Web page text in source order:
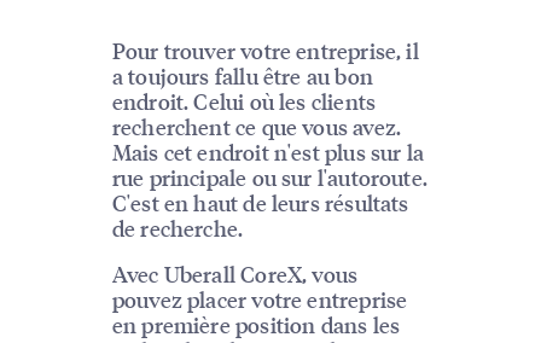
Pour trouver votre entreprise, il
a toujours fallu être au bon
endroit. Celui où les clients
recherchent ce que vous avez.
Mais cet endroit n'est plus sur la
rue principale ou sur l'autoroute.
C'est en haut de leurs résultats
de recherche.
Avec Uberall CoreX, vous
pouvez placer votre entreprise
en première position dans les